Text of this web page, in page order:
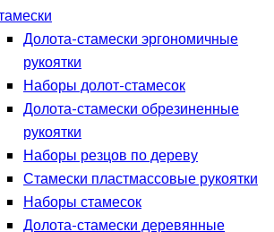
Долота-стамески эргономичные
рукоятки
Наборы долот-стамесок
Долота-стамески обрезиненные
рукоятки
Наборы резцов по дереву
Стамески пластмассовые рукоятки
Наборы стамесок
Долота-стамески деревянные